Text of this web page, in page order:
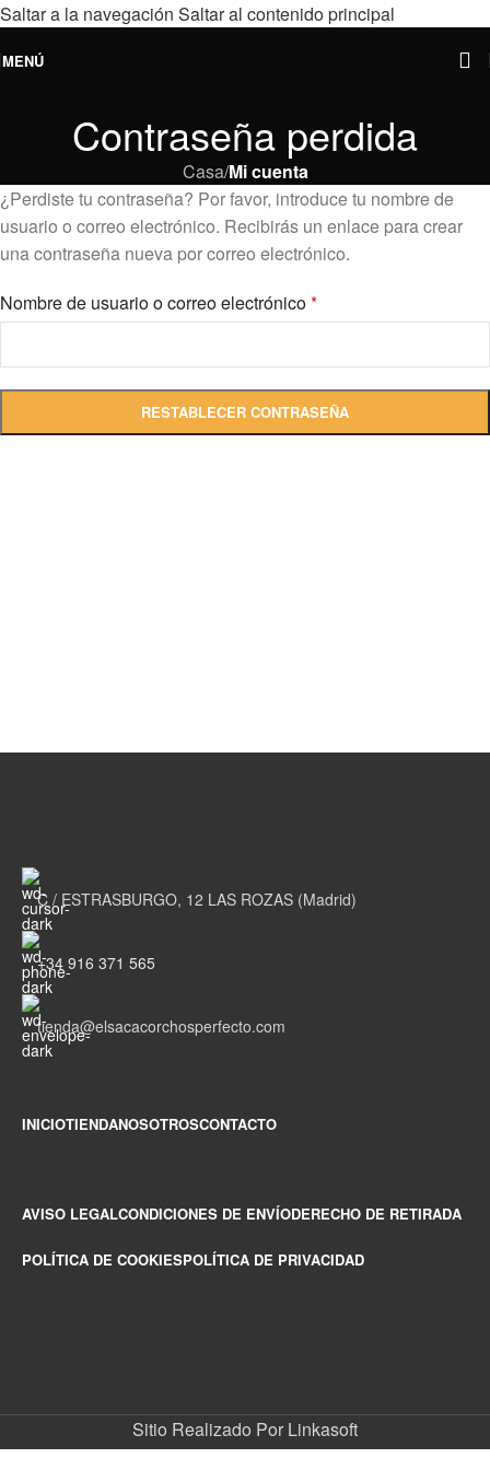
Saltar a la navegación Saltar al contenido principal
MENÚ
Contraseña perdida
Casa/Mi cuenta
¿Perdiste tu contraseña? Por favor, introduce tu nombre de
usuario o correo electrónico. Recibirás un enlace para crear
una contraseña nueva por correo electrónico.
Nombre de usuario o correo electrónico*
RESTABLECER CONTRASEÑA
C / ESTRASBURGO, 12 LAS ROZAS (Madrid)
+34 916 371 565
tienda@elsacacorchosperfecto.com
INICIOTIENDANOSOTROSCONTACTO
AVISO LEGALCONDICIONES DE ENVÍODERECHO DE RETIRADA
POLÍTICA DE COOKIESPOLÍTICA DE PRIVACIDAD
Sitio Realizado Por Linkasoft